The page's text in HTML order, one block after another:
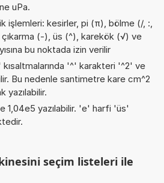
uPa.
işlemleri: kesirler, pi (π), bölme (/, :,
(-), üs (^), karekök (√) ve
bu noktada izin verilir
'^' karakteri '^2' ve
Bu nedenle santimetre kare cm^2
yazılabilir.
1,04e5 yazılabilir. 'e' harfi 'üs'
seçim listeleri ile